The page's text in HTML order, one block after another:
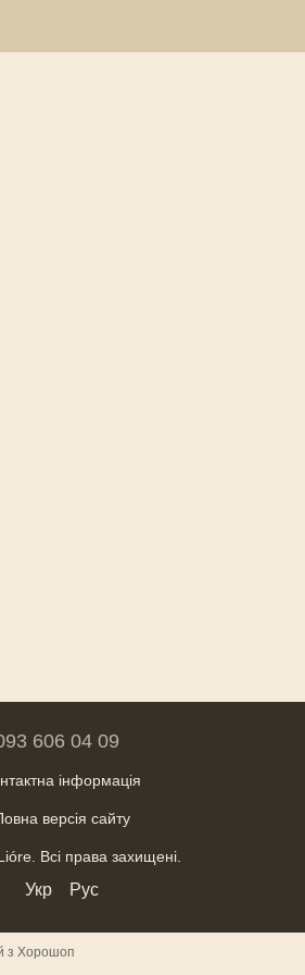
606 04 09
інформація
версія сайту
Всі права захищені.
Укр Рус
з Хорошоп